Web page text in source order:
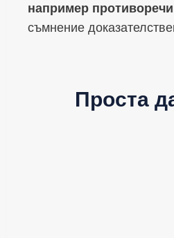
например
съмнение
Проста